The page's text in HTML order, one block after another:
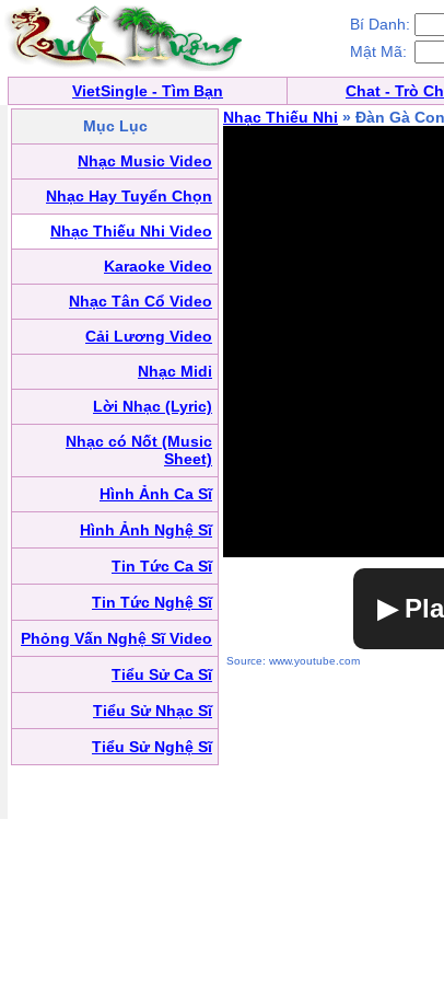
Bí Danh:
Mật Mã:
VietSingle - Tìm Bạn Chat - Trò
Mục Lục
Nhạc Music Video
Nhạc Hay Tuyển Chọn
Nhạc Thiếu Nhi Video
Karaoke Video
Nhạc Tân Cổ Video
Cải Lương Video
Nhạc Midi
Lời Nhạc (Lyric)
Nhạc có Nốt (Music
Sheet)
Hình Ảnh Ca Sĩ
Hình Ảnh Nghệ Sĩ
Tin Tức Ca Sĩ
Tin Tức Nghệ Sĩ
Phỏng Vấn Nghệ Sĩ Video
Tiểu Sử Ca Sĩ
Tiểu Sử Nhạc Sĩ
Tiểu Sử Nghệ Sĩ
Nhạc Thiếu Nhi » Đàn Gà Con
▶
Source: www.youtube.com